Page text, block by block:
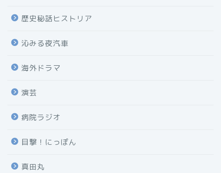
歴史秘話ヒストリア
沁みる夜汽車
海外ドラマ
演芸
病院ラジオ
目撃！にっぽん
真田丸